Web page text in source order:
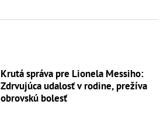
Krutá správa pre Lionela Messiho:
Zdrvujúca udalosť v rodine, prežíva
obrovskú bolesť